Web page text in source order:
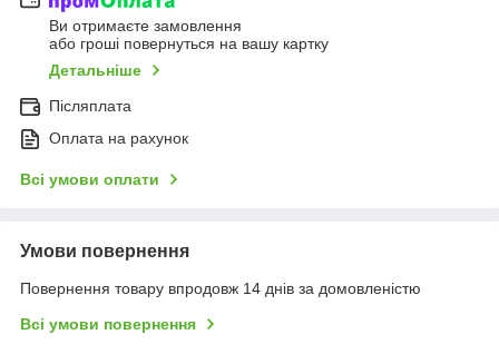
Ви отримаєте замовлення
або гроші повернуться на вашу картку
Детальніше
Післяплата
Оплата на рахунок
Всі умови оплати
Умови повернення
Повернення товару впродовж 14 днів за домовленістю
Всі умови повернення